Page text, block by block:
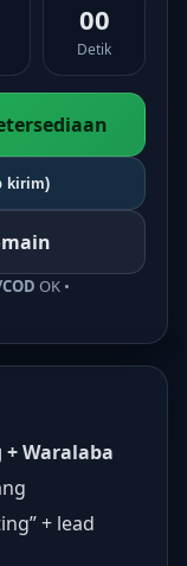
00
Detik
kirim)
OK •
+ Waralaba
+ lead